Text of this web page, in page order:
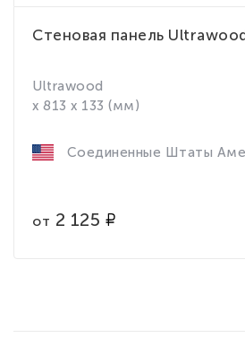
Стеновая панель
Ultrawood
x 813 x 133 (мм)
Соединенные Штаты
от 2 125